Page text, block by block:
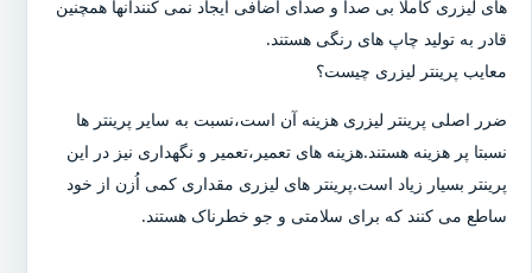
های لیزری کاملا بی صدا و صدای اضافی ایجاد نمی کنندآنها همچنین
قادر به تولید چاپ های رنگی هستند.
معایب پرینتر لیزری چیست؟
ضرر اصلی پرینتر لیزری هزینه آن است،نسبت به سایر پرینتر ها
نسبتا پر هزینه هستند.هزینه های تعمیر،تعمیر و نگهداری نیز در این
پرینتر بسیار زیاد است.پرینتر های لیزری مقداری کمی اُزن از خود
ساطع می کنند که برای سلامتی و جو خطرناک هستند.